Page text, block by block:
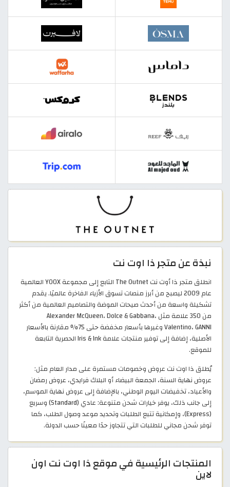
نبذة عن متجر ذا اوت نت
انطلق متجر ذا أوت نت The Outnet التابع إلى مجموعة YOOX العالمية
عام 2009 ليصبح من أبرز منصات تسوق الأزياء الفاخرة عالميًا. يقدم
تشكيلة واسعة من أحدث صيحات الموضة والتصاميم العالمية من أكثر
من 350 علامة مثل Alexander McQueen، Dolce & Gabbana،
Valentino، GANNI وغيرها بأسعار مخفضة حتى 75% مقارنة بالأسعار
الأصلية، إضافة إلى توفير منتجات علامة Iris & Ink الحصرية التابعة
للموقع.
يُطلق ذا اوت نت عروض وخصومات مستمرة على مدار العام مثل:
عروض نهاية السنة، الجمعة البيضاء أو البلاك فرايدي، عروض رمضان
والأعياد، تخفيضات اليوم الوطني، بالإضافة إلى عروض نهاية الموسم،
إلى جانب ذلك، يوفر خيارات شحن متنوعة: عادي (Standard) وسريع
(Express)، وإمكانية تتبع الطلبات وتحديد موعد وصول الطلب، كما
توفر شحن مجاني للطلبات التي تتجاوز حدًا معينًا حسب الدولة.
المنتجات الرئيسية في موقع ذا اوت نت اون
لاين